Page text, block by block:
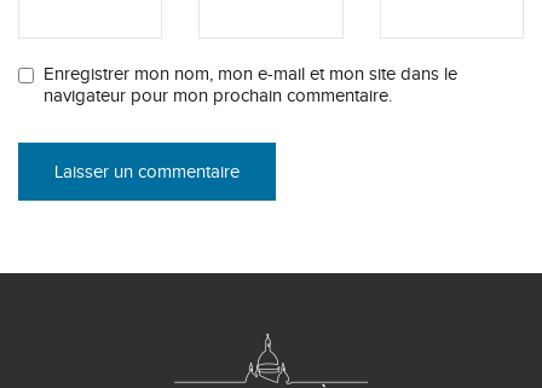
Enregistrer mon nom, mon e-mail et mon site dans le
navigateur pour mon prochain commentaire.